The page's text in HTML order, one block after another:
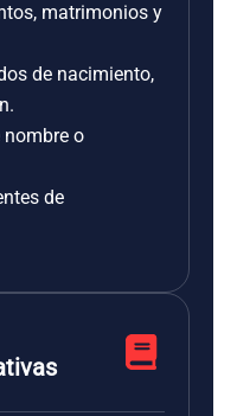
matrimonios y
de nacimiento,
nombre o
de